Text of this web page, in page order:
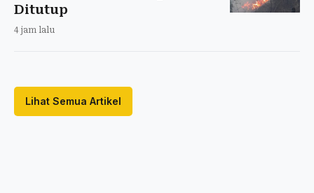
Ditutup
4 jam lalu
Lihat Semua Artikel